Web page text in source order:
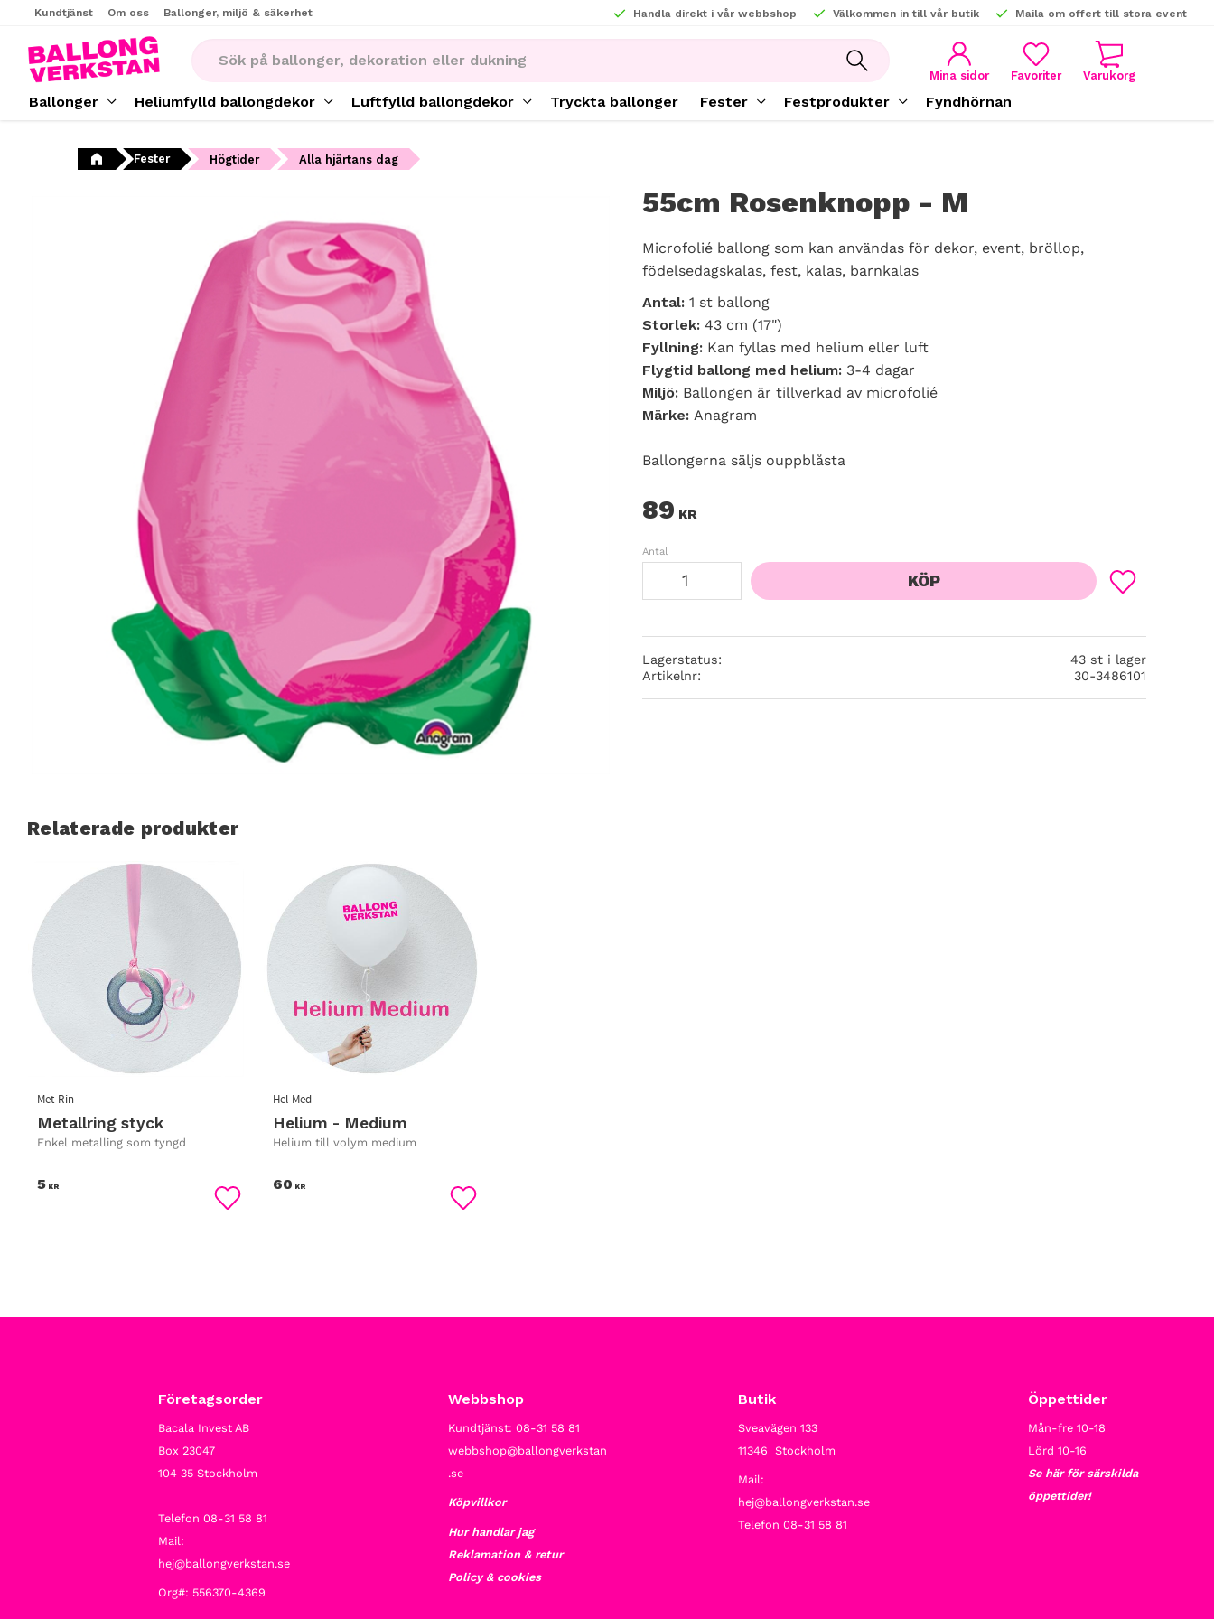
Kundtjänst Om oss Ballonger, miljö & säkerhet Handla direkt i vår webbshop Välkommen in till vår butik Maila om offert till stora event
Mina sidor
FAVORITER
KUNDVAGN
Ballonger Heliumfylld ballongdekor Luftfylld ballongdekor Tryckta ballonger Fester Festprodukter Fyndhörnan
Fester Högtider Alla hjärtans dag
55cm Rosenknopp - M
Microfolié ballong som kan användas för dekor, event, bröllop,
födelsedagskalas, fest, kalas, barnkalas
Antal:1 st ballong
Storlek: 43 cm (17")
Fyllning: Kan fyllas med helium eller luft
Flygtid ballong med helium:3-4 dagar
Miljö:Ballongen är tillverkad av microfolié
Märke:Anagram
Ballongerna säljs ouppblåsta
89 KR
Antal
KÖP
Lägg till i
Lagerstatus
43 st i lager
Artikelnr
30-3486101
Relaterade produkter
Metallring styck
Enkel metalling som tyngd
Met-Rin
5 KR
Lägg till i favoriter
Helium - Medium
Helium till volym medium
Hel-Med
60 KR
Lägg till i favoriter
Företagsorder
Bacala Invest AB
Box 23047
104 35 Stockholm
Telefon 08-31 58 81
Mail:
hej@ballongverkstan.se
Org#: 556370-4369
Webbshop
Kundtjänst: 08-31 58 81
webbshop@ballongverkstan
.se
Köpvillkor
Hur handlar jag
Reklamation & retur
Policy & cookies
Butik
Sveavägen 133
11346 Stockholm
Mail:
hej@ballongverkstan.se
Telefon 08-31 58 81
Öppettider
Mån-fre 10-18
Lörd 10-16
Se här för särskilda
öppettider!